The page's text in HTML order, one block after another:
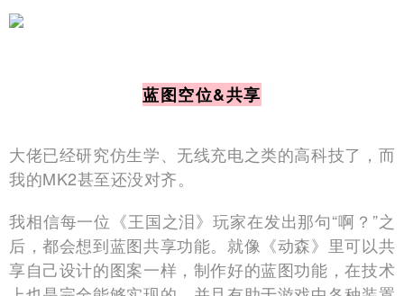
蓝图空位&共享
大佬已经研究仿生学、无线充电之类的高科技了，而
我的MK2甚至还没对齐。
我相信每一位《王国之泪》玩家在发出那句“啊？”之
后，都会想到蓝图共享功能。就像《动森》里可以共
享自己设计的图案一样，制作好的蓝图功能，在技术